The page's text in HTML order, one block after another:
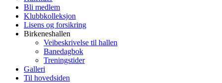
Bli medlem
Klubbkolleksjon
Lisens og forsikring
Birkeneshallen
Veibeskrivelse til hallen
Banedagbok
Treningstider
Galleri
Til hovedsiden